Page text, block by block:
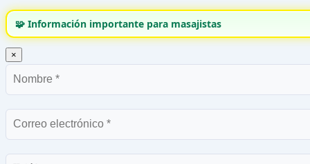
🧩 Información importante para masajistas
×
Nombre
Correo
electrónico